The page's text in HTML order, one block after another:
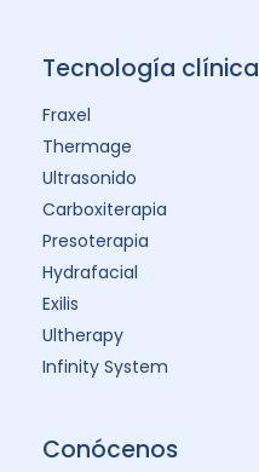
Tecnología clínica
Fraxel
Thermage
Ultrasonido
Carboxiterapia
Presoterapia
Hydrafacial
Exilis
Ultherapy
Infinity System
Conócenos